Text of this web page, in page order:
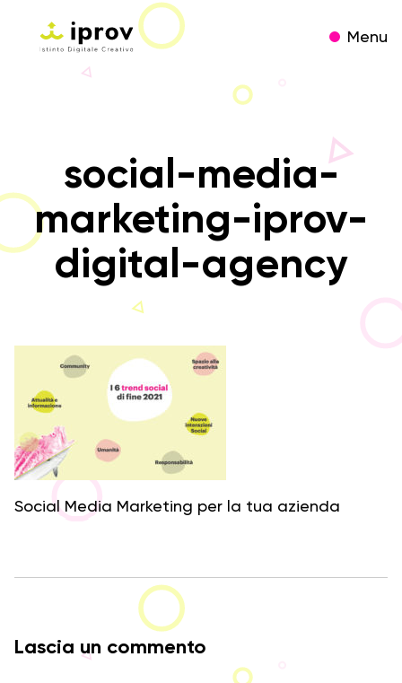
Menu
social-media-
marketing-iprov-
digital-agency
Social Media Marketing per la tua azienda
Lascia un commento